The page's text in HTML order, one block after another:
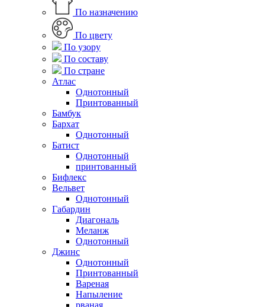
По назначению
По цвету
По узору
По составу
По стране
Атлас
Однотонный
Принтованный
Бамбук
Бархат
Однотонный
Батист
Однотонный
принтованный
Бифлекс
Вельвет
Однотонный
Габардин
Диагональ
Меланж
Однотонный
Джинс
Однотонный
Принтованный
Вареная
Напыление
рваная